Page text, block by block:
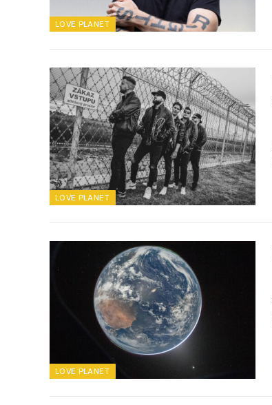
LOVE PLANET
LOVE PLANET
LOVE PLANET